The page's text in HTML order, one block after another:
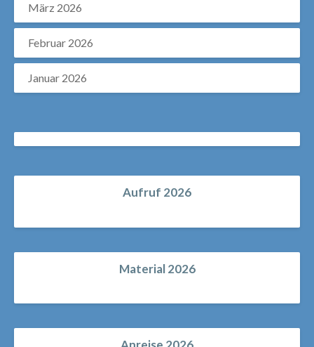
März 2026
Februar 2026
Januar 2026
Aufruf 2026
Material 2026